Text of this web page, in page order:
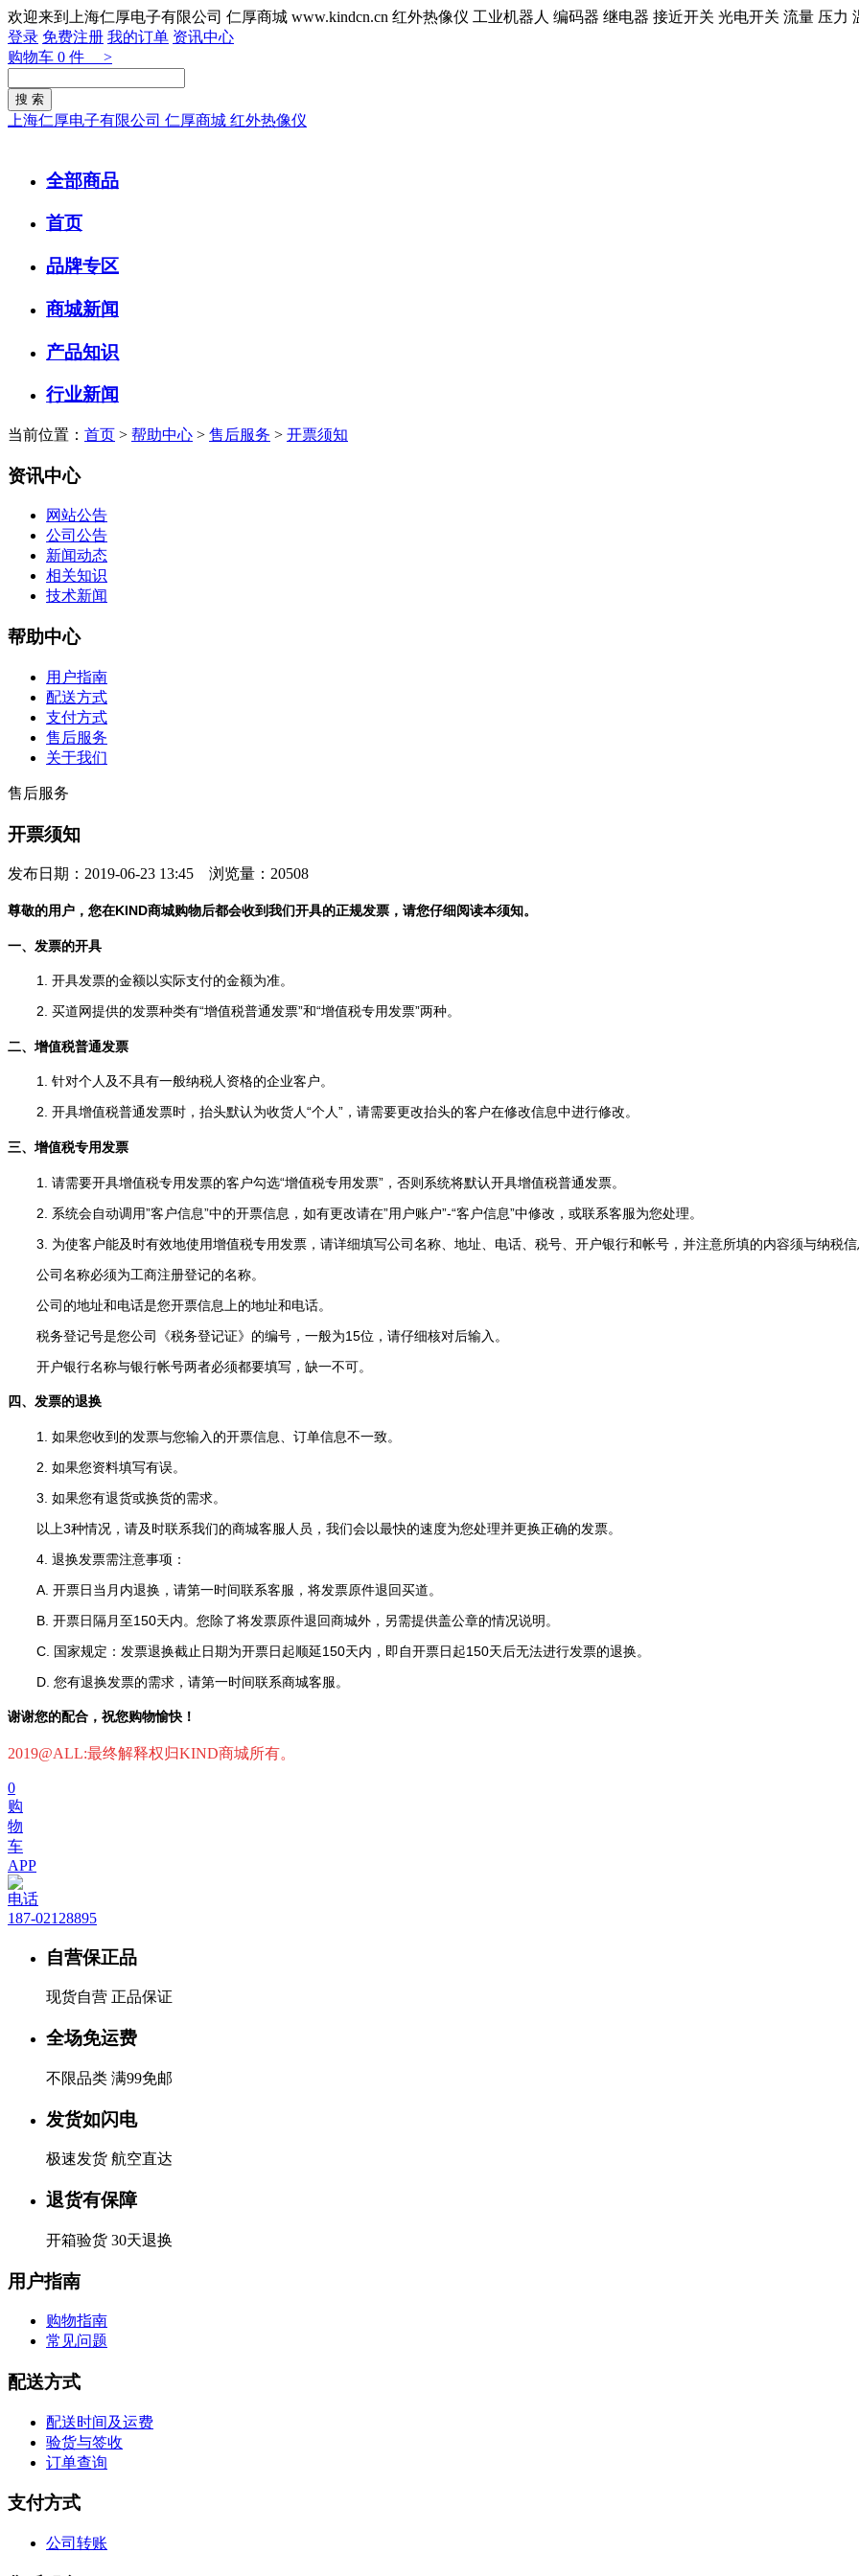
欢迎来到上海仁厚电子有限公司 仁厚商城 www.kindcn.cn 红外热像仪 工业机器人 编码器 继电器 接近开关 光电开关 流量 压力
登录 免费注册 我的订单 资讯中心
购物车 0 件 >
上海仁厚电子有限公司 仁厚商城 红外热像仪
全部商品
首页
品牌专区
商城新闻
产品知识
行业新闻
当前位置： 首页 > 帮助中心 > 售后服务 > 开票须知
资讯中心
网站公告
公司公告
新闻动态
相关知识
技术新闻
帮助中心
用户指南
配送方式
支付方式
售后服务
关于我们
售后服务
开票须知
发布日期：2019-06-23 13:45 浏览量：20508
尊敬的用户，您在KIND商城购物后都会收到我们开具的正规发票，请您仔细阅读本须知。
一、发票的开具
1. 开具发票的金额以实际支付的金额为准。
2. 买道网提供的发票种类有“增值税普通发票”和“增值税专用发票”两种。
二、增值税普通发票
1. 针对个人及不具有一般纳税人资格的企业客户。
2. 开具增值税普通发票时，抬头默认为收货人“个人”，请需要更改抬头的客户在修改信息中进行修改。
三、增值税专用发票
1. 请需要开具增值税专用发票的客户勾选“增值税专用发票”，否则系统将默认开具增值税普通发票。
2. 系统会自动调用”客户信息”中的开票信息，如有更改请在”用户账户”-“客户信息”中修改，或联系客服为您处理。
3. 为使客户能及时有效地使用增值税专用发票，请详细填写公司名称、地址、电话、税号、开户银行和帐号，并注意所填的内容须与纳税
公司名称必须为工商注册登记的名称。
公司的地址和电话是您开票信息上的地址和电话。
税务登记号是您公司《税务登记证》的编号，一般为15位，请仔细核对后输入。
开户银行名称与银行帐号两者必须都要填写，缺一不可。
四、发票的退换
1. 如果您收到的发票与您输入的开票信息、订单信息不一致。
2. 如果您资料填写有误。
3. 如果您有退货或换货的需求。
以上3种情况，请及时联系我们的商城客服人员，我们会以最快的速度为您处理并更换正确的发票。
4. 退换发票需注意事项：
A. 开票日当月内退换，请第一时间联系客服，将发票原件退回买道。
B. 开票日隔月至150天内。您除了将发票原件退回商城外，另需提供盖公章的情况说明。
C. 国家规定：发票退换截止日期为开票日起顺延150天内，即自开票日起150天后无法进行发票的退换。
D. 您有退换发票的需求，请第一时间联系商城客服。
谢谢您的配合，祝您购物愉快！
2019@ALL:最终解释权归KIND商城所有。
0
购
物
车
APP
电话
187-02128895
自营保正品
现货自营 正品保证
全场免运费
不限品类 满99免邮
发货如闪电
极速发货 航空直达
退货有保障
开箱验货 30天退换
用户指南
购物指南
常见问题
配送方式
配送时间及运费
验货与签收
订单查询
支付方式
公司转账